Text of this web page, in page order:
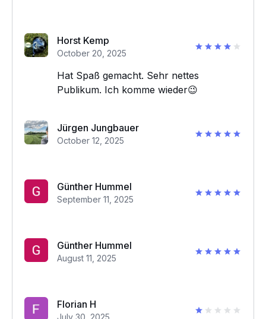
Horst Kemp
October 20, 2025
Hat Spaß gemacht. Sehr nettes
Publikum. Ich komme wieder😉
Jürgen Jungbauer
October 12, 2025
Günther Hummel
September 11, 2025
Günther Hummel
August 11, 2025
Florian H
July 30, 2025